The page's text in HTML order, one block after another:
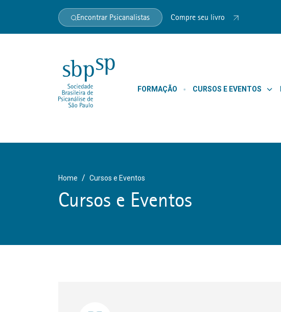
Encontrar Psicanalistas Compre seu livro
FORMAÇÃO CURSOS E EVENTOS
Home Cursos e Eventos
Cursos e Eventos